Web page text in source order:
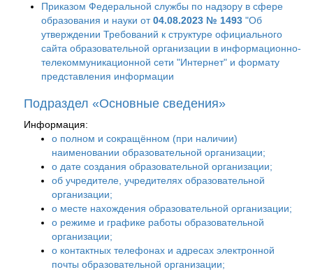
Приказом Федеральной службы по надзору в сфере
образования и науки от04.08.2023 № 1493 "Об
утверждении Требований к структуре официального
сайта образовательной организации в информационно-
телекоммуникационной сети "Интернет" и формату
представления информации
Подраздел «Основные сведения»
Информация:
о полном и сокращённом (при наличии)
наименовании образовательной организации;
о дате создания образовательной организации;
об учредителе, учредителях образовательной
организации;
о месте нахождения образовательной организации;
о режиме и графике работы образовательной
организации;
о контактных телефонах и адресах электронной
почты образовательной организации;